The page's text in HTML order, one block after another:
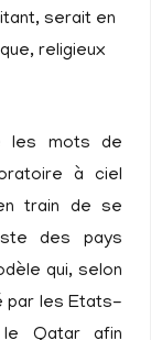
serait en
religieux
les mots de
à ciel
train de se
des pays
qui, selon
par les Etats-
le Qatar afin